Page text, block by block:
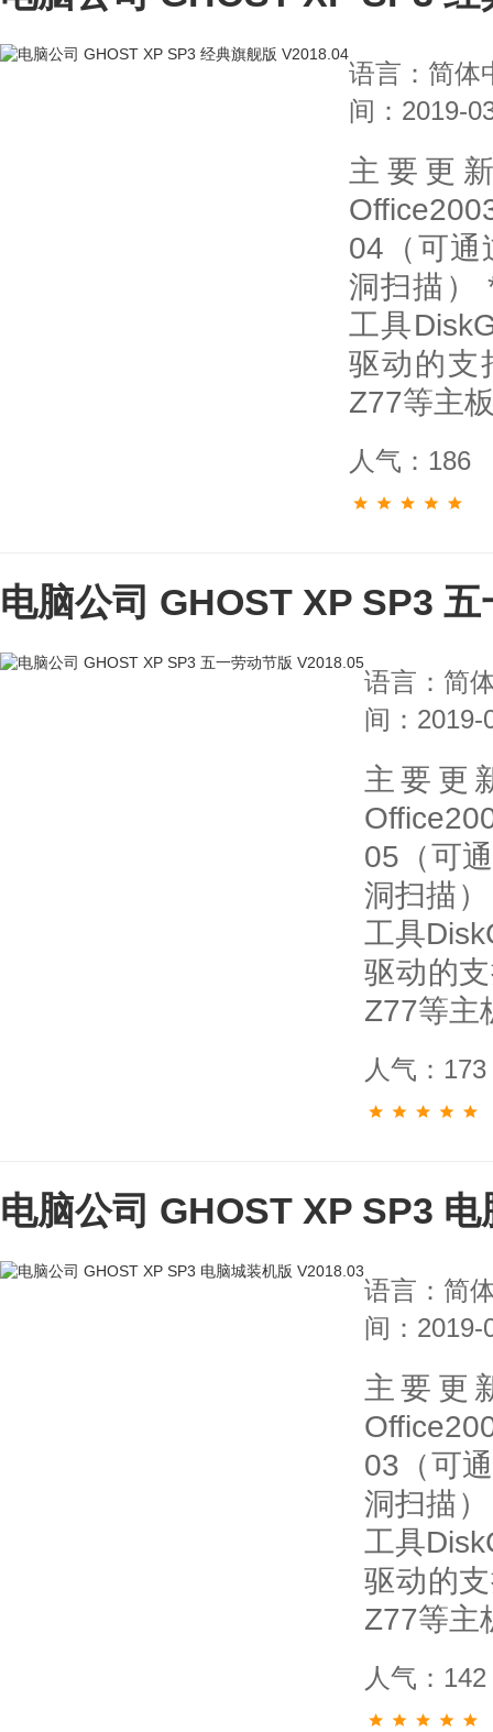
语言：简体
间：2019-
主要更
04（可通
洞扫描）
工具
驱动的支
Z77等主
人气：186
电脑公司 GHOST XP SP3
语言：简
间：2019-
主要更
05（可
洞扫描
工具
驱动的
Z77等主
人气：173
电脑公司 GHOST XP SP3
语言：简
间：2019-
主要更
03（可
洞扫描
工具
驱动的
Z77等主
人气：142